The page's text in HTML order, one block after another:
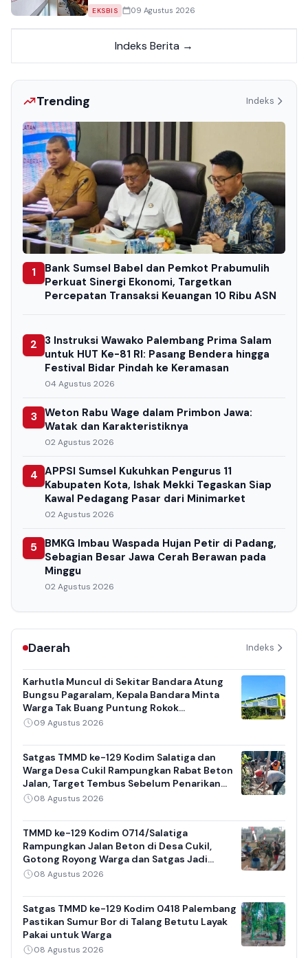
EKSBIS 09 Agustus 2026
Indeks Berita →
Trending Indeks
1
Bank Sumsel Babel dan Pemkot Prabumulih
Perkuat Sinergi Ekonomi, Targetkan
Percepatan Transaksi Keuangan 10 Ribu ASN
2
3 Instruksi Wawako Palembang Prima Salam
untuk HUT Ke-81 RI: Pasang Bendera hingga
Festival Bidar Pindah ke Keramasan
04 Agustus 2026
3 Weton Rabu Wage dalam Primbon Jawa:
Watak dan Karakteristiknya
02 Agustus 2026
4 APPSI Sumsel Kukuhkan Pengurus 11
Kabupaten Kota, Ishak Mekki Tegaskan Siap
Kawal Pedagang Pasar dari Minimarket
02 Agustus 2026
5
BMKG Imbau Waspada Hujan Petir di Padang,
Sebagian Besar Jawa Cerah Berawan pada
Minggu
02 Agustus 2026
Daerah Indeks
Karhutla Muncul di Sekitar Bandara Atung
Bungsu Pagaralam, Kepala Bandara Minta
Warga Tak Buang Puntung Rokok
Sembarangan
09 Agustus 2026
Satgas TMMD ke-129 Kodim Salatiga dan
Warga Desa Cukil Rampungkan Rabat Beton
Jalan, Target Tembus Sebelum Penarikan
Pasukan
08 Agustus 2026
TMMD ke-129 Kodim 0714/Salatiga
Rampungkan Jalan Beton di Desa Cukil,
Gotong Royong Warga dan Satgas Jadi
Sorotan
08 Agustus 2026
Satgas TMMD ke-129 Kodim 0418 Palembang
Pastikan Sumur Bor di Talang Betutu Layak
Pakai untuk Warga
08 Agustus 2026